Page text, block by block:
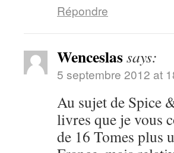
Répondre
Wenceslassays:
5 septembre 2012 at
Au sujet de Spice
livres que je vous
de 16 Tomes plus